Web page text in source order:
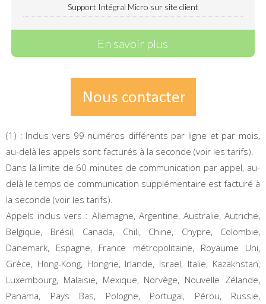
Support Intégral Micro sur site client
En savoir plus
(1) : Inclus vers 99 numéros différents par ligne et par mois,
au-delà les appels sont facturés à la seconde (voir les tarifs).
Dans la limite de 60 minutes de communication par appel, au-
delà le temps de communication supplémentaire est facturé à
la seconde (voir les tarifs).
Appels inclus vers : Allemagne, Argentine, Australie, Autriche,
Belgique, Brésil, Canada, Chili, Chine, Chypre, Colombie,
Danemark, Espagne, France métropolitaine, Royaume Uni,
Grèce, Hong-Kong, Hongrie, Irlande, Israël, Italie, Kazakhstan,
Luxembourg, Malaisie, Mexique, Norvège, Nouvelle Zélande,
Panama, Pays Bas, Pologne, Portugal, Pérou, Russie,